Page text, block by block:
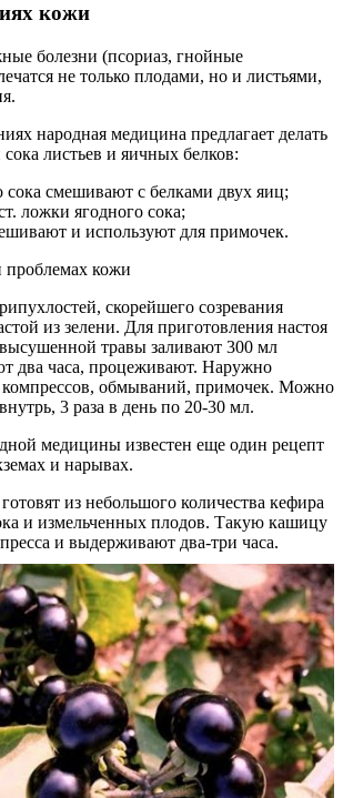
кожи
болезни (псориаз, гнойные
не только плодами, но и листьями,
народная медицина предлагает делать
листьев и яичных белков:
сока смешивают с белками двух яиц;
ложки ягодного сока;
и используют для примочек.
проблемах кожи
скорейшего созревания
из зелени. Для приготовления настоя
травы заливают 300 мл
два часа, процеживают. Наружно
компрессов, обмываний, примочек. Можно
3 раза в день по 20-30 мл.
медицины известен еще один рецепт
и нарывах.
из небольшого количества кефира
и измельченных плодов. Такую кашицу
и выдерживают два-три часа.